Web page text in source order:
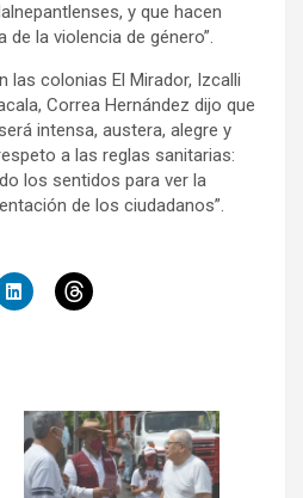
y que hacen
la violencia de género”.
las colonias El Mirador, Izcalli
Correa Hernández dijo que
intensa, austera, alegre y
a las reglas sanitarias:
los sentidos para ver la
de los ciudadanos”.